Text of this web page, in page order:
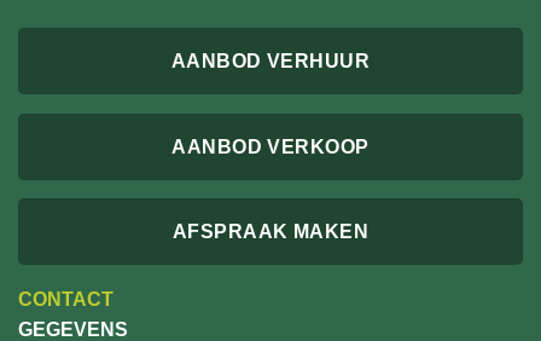
AANBOD VERHUUR
AANBOD VERKOOP
AFSPRAAK MAKEN
CONTACT
GEGEVENS